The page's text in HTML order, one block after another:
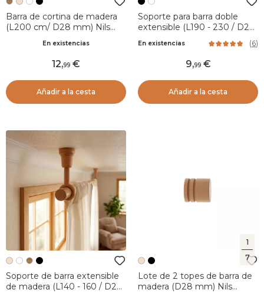
1
7
Barra de cortina de madera
(L200 cm/ D28 mm) Nils
En existencias
12,99
Añadir a la cesta
Soporte para barra doble
extensible (L190 - 230 / D28)
En existencias (6)
9,99
Añadir a la cesta
Soporte de barra extensible
de madera (L140 - 160 / D28
Lote de 2 topes de barra de
madera (D28 mm) Nils